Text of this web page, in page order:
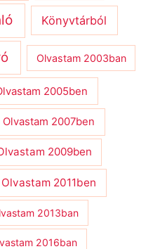
Könyvtárból
Olvastam 2003ban
2005ben
Olvastam 2007ben
2009ben
Olvastam 2011ben
2013ban
2016ban